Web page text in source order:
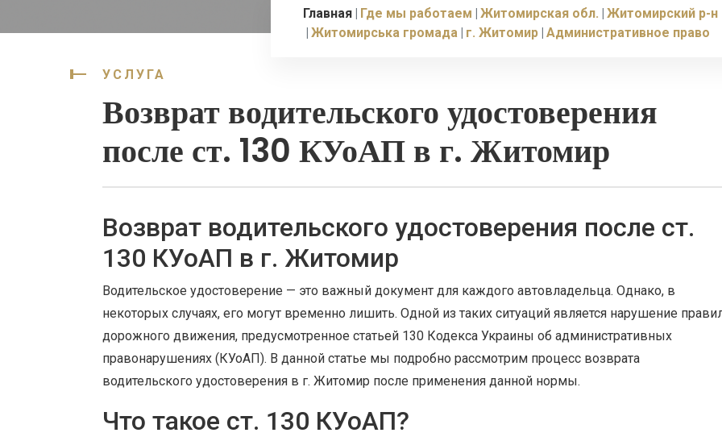
Главная Где мы работаем Житомирская обл. Житомирский р-н
Житомирська громада г. Житомир Административное право
УСЛУГА
Возврат водительского удостоверения
после ст. 130 КУоАП в г. Житомир
Возврат водительского удостоверения после ст.
130 КУоАП в г. Житомир
Водительское удостоверение — это важный документ для каждого автовладельца. Однако, в
некоторых случаях, его могут временно лишить. Одной из таких ситуаций является нарушение
дорожного движения, предусмотренное статьей 130 Кодекса Украины об административных
правонарушениях (КУоАП). В данной статье мы подробно рассмотрим процесс возврата
водительского удостоверения в г. Житомир после применения данной нормы.
Что такое ст. 130 КУоАП?